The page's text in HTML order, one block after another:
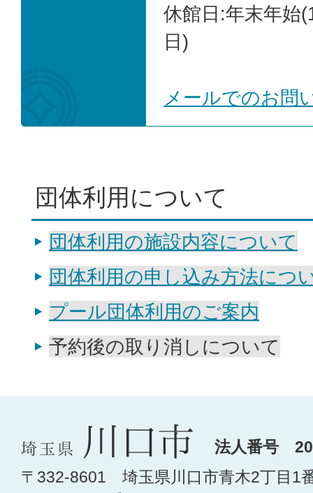
休館日:年末年始
日)
メールでのお問
団体利用について
団体利用の施設内容について
団体利用の申し込み方法につ
プール団体利用のご案内
予約後の取り消しについて
法人番号
〒332-8601 埼玉県川口市青木2丁目1